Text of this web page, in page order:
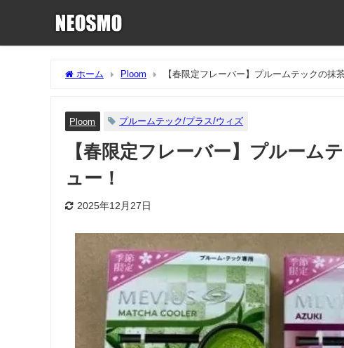
ホーム Ploom 【春限定フレーバー】プルームテックの抹
Ploom プルームテック/プラス/ウィズ
【春限定フレーバー】プルーム
ュー！
2025年12月27日